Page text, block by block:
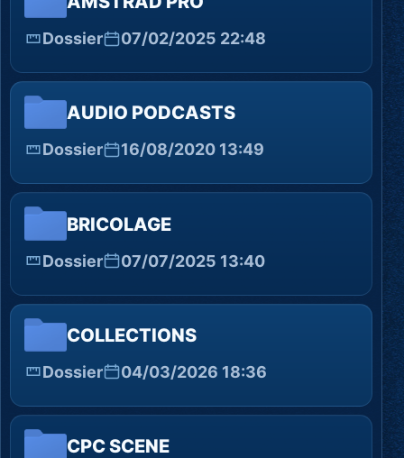
Dossier 07/02/2025 22:48
AUDIO PODCASTS
Dossier 16/08/2020 13:49
BRICOLAGE
Dossier 07/07/2025 13:40
COLLECTIONS
Dossier 04/03/2026 18:36
CPC SCENE